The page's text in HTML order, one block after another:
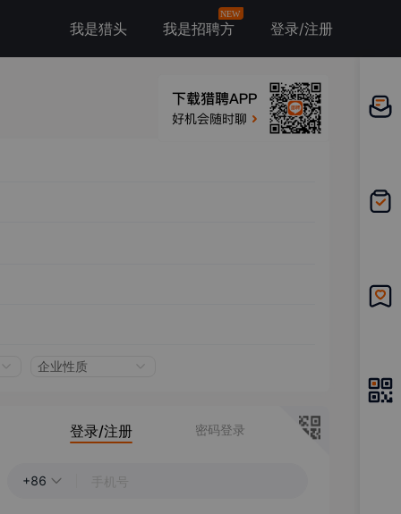
我是猎头 我是招聘方
NEW
登录/注册
企业性质
登录/注册 密码登录
+86